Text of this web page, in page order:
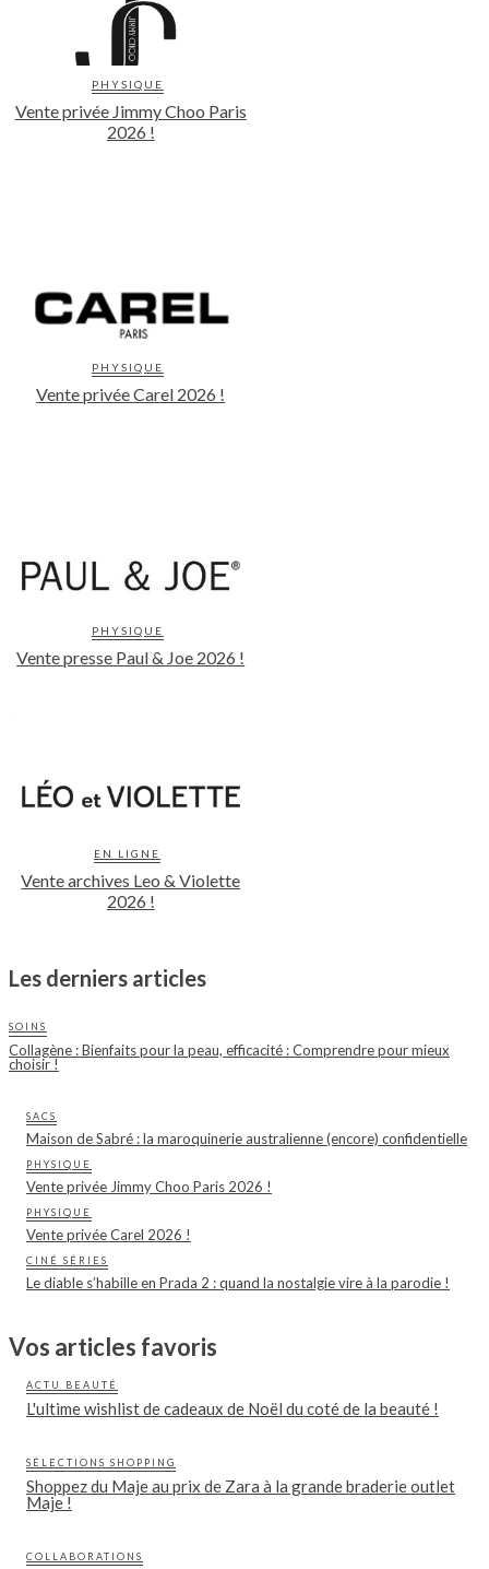
PHYSIQUE
Vente privée Jimmy Choo Paris
2026 !
PHYSIQUE
Vente privée Carel 2026 !
PHYSIQUE
Vente presse Paul & Joe 2026 !
EN LIGNE
Vente archives Leo & Violette
2026 !
Les derniers articles
SOINS
Collagène : Bienfaits pour la peau, efficacité : Comprendre pour mieux
choisir !
SACS
Maison de Sabré : la maroquinerie australienne (encore) confidentielle
PHYSIQUE
Vente privée Jimmy Choo Paris 2026 !
PHYSIQUE
Vente privée Carel 2026 !
CINÉ SÉRIES
Le diable s’habille en Prada 2 : quand la nostalgie vire à la parodie !
Vos articles favoris
ACTU BEAUTÉ
L'ultime wishlist de cadeaux de Noël du coté de la beauté !
SÉLECTIONS SHOPPING
Shoppez du Maje au prix de Zara à la grande braderie outlet
Maje !
COLLABORATIONS